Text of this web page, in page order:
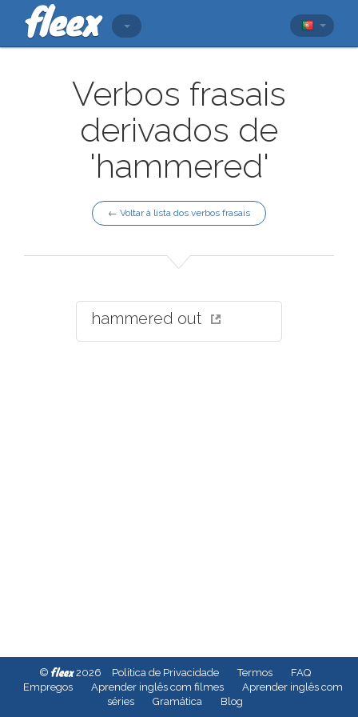
Verbos frasais
derivados de
'hammered'
← Voltar à lista dos verbos frasais
hammered out
© fleex2026 Política de Privacidade Termos
FAQ
Empregos
Aprender inglês com filmes
Aprender inglês com
séries
Gramática Blog